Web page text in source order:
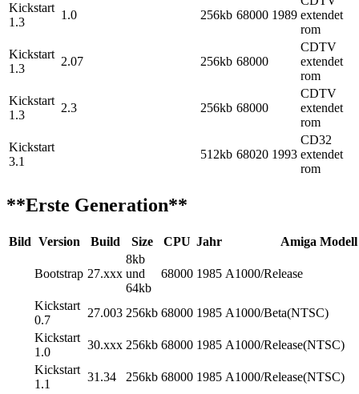
Kickstart
1.3
1.0 256kb 68000 1989 extendet
rom
Kickstart
1.3
2.07 256kb 68000
CDTV
extendet
rom
Kickstart
1.3
2.3 256kb 68000
CDTV
extendet
rom
Kickstart
3.1
512kb 68020 1993
CD32
extendet
rom
**Erste Generation**
Bild Version Build Size CPU Jahr Amiga Modell
Bootstrap 27.xxx
8kb
und
64kb
68000 1985 A1000/Release
Kickstart
0.7
27.003 256kb 68000 1985 A1000/Beta(NTSC)
Kickstart
1.0
30.xxx 256kb 68000 1985 A1000/Release(NTSC)
Kickstart
1.1
31.34 256kb 68000 1985 A1000/Release(NTSC)